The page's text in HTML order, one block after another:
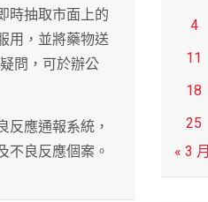
時抽取市面上的
用，並將藥物送
問，可於辦公
反應通報系統，
不良反應個案。
4
11
18
25
« 3 月